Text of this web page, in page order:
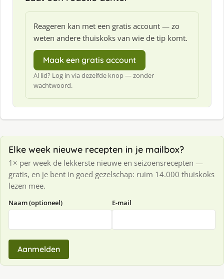
Reageren kan met een gratis account — zo
weten andere thuiskoks van wie de tip komt.
Maak een gratis account
Al lid? Log in via dezelfde knop — zonder
wachtwoord.
Elke week nieuwe recepten in je mailbox?
1× per week de lekkerste nieuwe en seizoensrecepten —
gratis, en je bent in goed gezelschap: ruim 14.000 thuiskoks
lezen mee.
Naam (optioneel) E-mail
Aanmelden